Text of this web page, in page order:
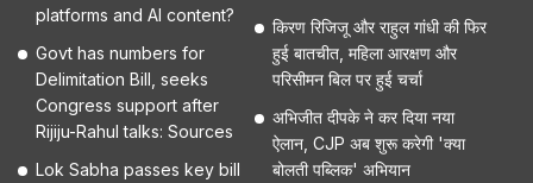
platforms and AI content?
Govt has numbers for
Delimitation Bill, seeks
Congress support after
Rijiju-Rahul talks: Sources
Lok Sabha passes key bill
किरण रिजिजू और राहुल गांधी की फिर
हुई बातचीत, महिला आरक्षण और
परिसीमन बिल पर हुई चर्चा
अभिजीत दीपके ने कर दिया नया
ऐलान, CJP अब शुरू करेगी 'क्या
बोलती पब्लिक' अभियान